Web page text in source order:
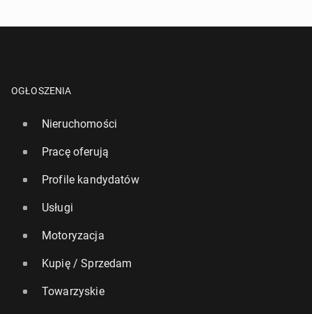
OGŁOSZENIA
Nieruchomości
Pracę oferują
Profile kandydatów
Usługi
Motoryzacja
Kupię / Sprzedam
Towarzyskie